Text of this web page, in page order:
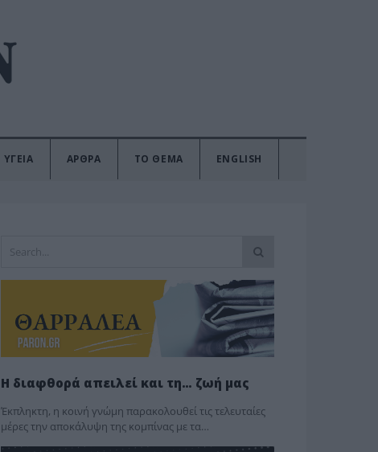
ΥΓΕΙΑ ΑΡΘΡΑ ΤΟ ΘΕΜΑ ENGLISH
Η διαφθορά απειλεί και τη… ζωή μας
Έκπληκτη, η κοινή γνώμη παρακολουθεί τις τελευταίες
μέρες την αποκάλυψη της κο­μπίνας με τα…